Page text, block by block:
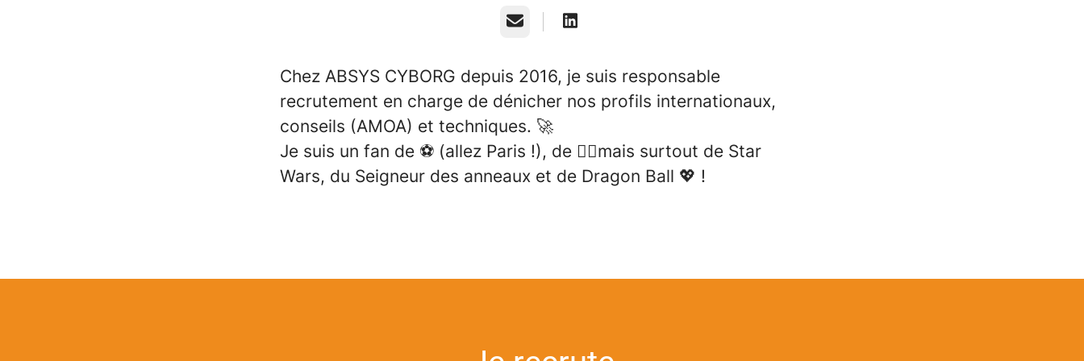
E-mail
Chez ABSYS CYBORG depuis 2016, je suis responsable
recrutement en charge de dénicher nos profils internationaux,
conseils (AMOA) et techniques. 🚀
Je suis un fan de ⚽ (allez Paris !), de 🚴‍♀️mais surtout de Star
Wars, du Seigneur des anneaux et de Dragon Ball 💖 !